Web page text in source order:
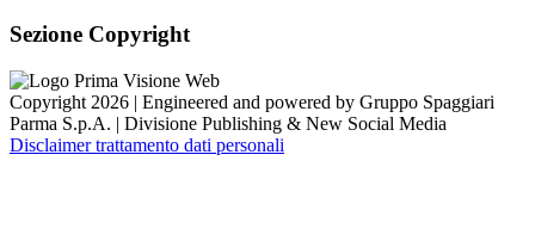
Sezione Copyright
Copyright 2026 | Engineered and powered by Gruppo Spaggiari
Parma S.p.A. | Divisione Publishing & New Social Media
Disclaimer trattamento dati personali